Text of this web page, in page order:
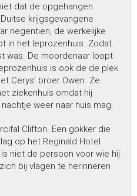
dat de opgehangen
krijgsgevangene
negentien, de werkelijke
in het leprozenhuis. Zodat
was. De moordenaar loopt
is ook de de plek
Cerys’ broer Owen. Ze
ziekenhuis omdat hij
weer naar huis mag.
Clifton. Een gokker die
op het Reginald Hotel
niet de persoon voor wie hij
bij vlagen te herinneren